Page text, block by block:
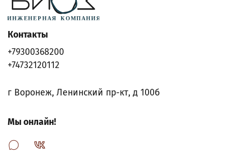
Контакты
+79300368200
+74732120112
г Воронеж, Ленинский пр-кт, д 100б
Мы онлайн!